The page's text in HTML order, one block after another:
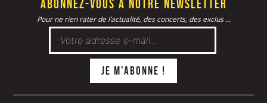
Abonnez-vous à notre newsletter
Pour ne rien rater de l’actualité, des concerts, des exclus ...